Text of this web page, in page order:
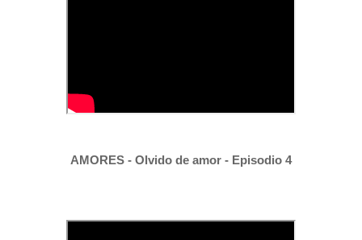
AMORES - Olvido de amor - Episodio 4